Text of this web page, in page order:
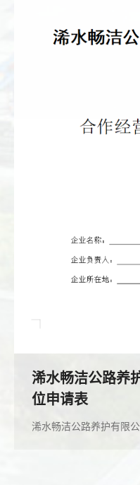
浠水畅洁公路养
位申请表
浠水畅洁公路养护有限